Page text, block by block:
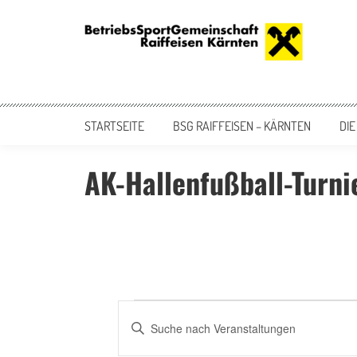
BSG Raiffeisen – Kärnten
STARTSEITE BSG RAIFFEISEN – KÄRNTEN
AK-Hallenfußball-
Veranstaltungen
Veranstaltungen
Suche
Bitte
Schlüsselwort